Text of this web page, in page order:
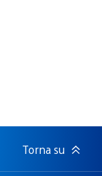
Torna su